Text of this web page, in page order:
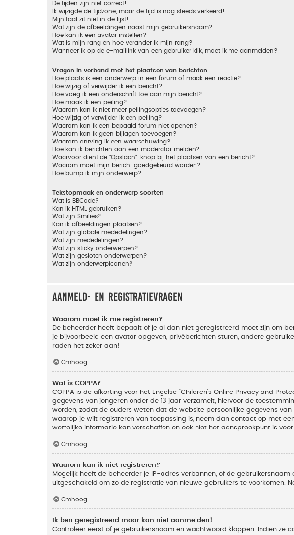
De tijden zijn niet correct!
Ik wijzigde de tijdzone, maar de tijd is nog steeds verkeerd!
Mijn taal zit niet in de lijst!
Wat zijn de afbeeldingen naast mijn gebruikersnaam?
Hoe kan ik een avatar instellen?
Wat is mijn rang en hoe verander ik mijn rang?
Wanneer ik op de e-maillink van een gebruiker klik, moet ik me aanmelden?
Vragen in verband met het plaatsen van berichten
Hoe plaats ik een onderwerp in een forum of maak een reactie?
Hoe wijzig of verwijder ik een bericht?
Hoe voeg ik een onderschrift toe aan mijn bericht?
Hoe maak ik een peiling?
Waarom kan ik niet meer peilingsopties toevoegen?
Hoe wijzig of verwijder ik een peiling?
Waarom kan ik een bepaald forum niet openen?
Waarom kan ik geen bijlagen toevoegen?
Waarom ontving ik een waarschuwing?
Hoe kan ik berichten aan een moderator melden?
Waarvoor dient de "Opslaan"-knop bij het plaatsen van een bericht?
Waarom moet mijn bericht goedgekeurd worden?
Hoe bump ik mijn onderwerp?
Tekstopmaak en onderwerp soorten
Wat is BBCode?
Kan ik HTML gebruiken?
Wat zijn Smilies?
Kan ik afbeeldingen plaatsen?
Wat zijn globale mededelingen?
Wat zijn mededelingen?
Wat zijn sticky onderwerpen?
Wat zijn gesloten onderwerpen?
Wat zijn onderwerpiconen?
Aanmeld- en registratievragen
Waarom moet ik me registreren?
De beheerder heeft bepaalt of je al dan niet geregistreerd moet zijn om
je bijvoorbeeld een avatar opgeven, privéberichten sturen, andere
raden het zeker aan!
Omhoog
Wat is COPPA?
COPPA is de afkorting voor het Engelse "Children’s Online Privacy and
gegevens van jongeren onder de 13 jaar verzamelt, hiervoor de
worden, zodat de ouders weten dat de website persoonlijke gegevens
waarop je wilt registreren van toepassing is, neem dan contact op met
wettelijke informatie kan verschaffen en ook niet het aanspreekpunt is
Omhoog
Waarom kan ik niet registreren?
Mogelijk heeft de beheerder je IP-adres verbannen, of de
uitgeschakeld om zo de registratie van nieuwe gebruikers te voorkomen.
Omhoog
Ik ben geregistreerd maar kan niet aanmelden!
Controleer eerst of je gebruikersnaam en wachtwoord kloppen. Indien ze